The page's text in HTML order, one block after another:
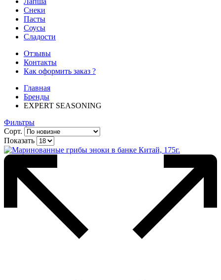
Снеки
Пасты
Соусы
Сладости
Отзывы
Контакты
Как оформить заказ ?
Главная
Бренды
EXPERT SEASONING
Фильтры
Сорт.
Показать